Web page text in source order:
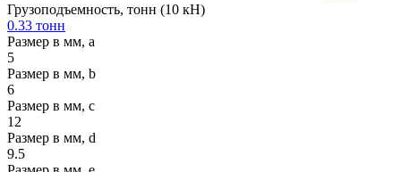
Грузоподъемность, тонн (10 кН)
0.33 тонн
Размер в мм, a
5
Размер в мм, b
6
Размер в мм, c
12
Размер в мм, d
9.5